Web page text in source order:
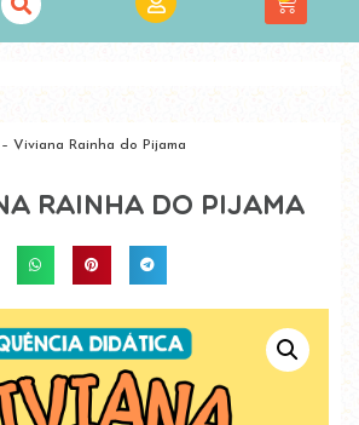
Viviana Rainha do Pijama
Rainha do Pijama